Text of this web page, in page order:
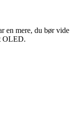
en mere, du bør vide
OLED.